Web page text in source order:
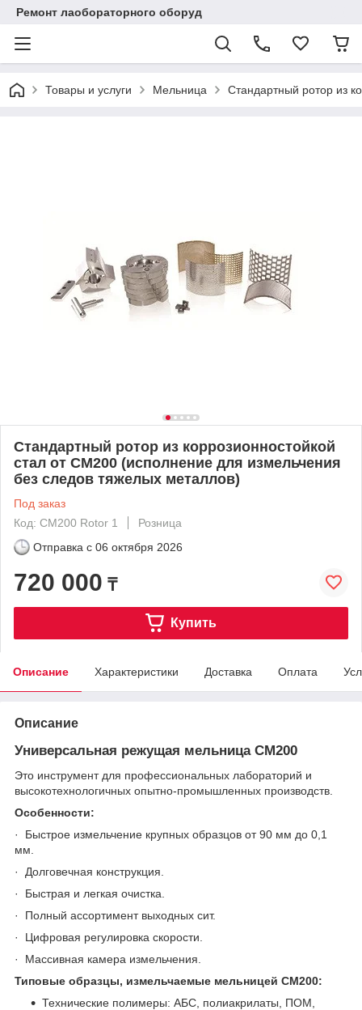
Ремонт лаобораторного оборуд
Товары и услуги Мельница Стандартный ротор из
Стандартный ротор из коррозионностойкой
стал от CM200 (исполнение для измельчения
без следов тяжелых металлов)
Под заказ
Код: CM200 Rotor 1
Розница
Отправка с 06 октября 2026
720 000 ₸
Купить
Описание Характеристики Доставка Оплата
Описание
Универсальная режущая мельница CM200
Это инструмент для профессиональных лабораторий и
высокотехнологичных опытно-промышленных производств.
Особенности:
· Быстрое измельчение крупных образцов от 90 мм до 0,1
мм.
· Долговечная конструкция.
· Быстрая и легкая очистка.
· Полный ассортимент выходных сит.
· Цифровая регулировка скорости.
· Массивная камера измельчения.
Типовые образцы, измельчаемые мельницей CM200:
Технические полимеры: АБС, полиакрилаты, ПОМ,